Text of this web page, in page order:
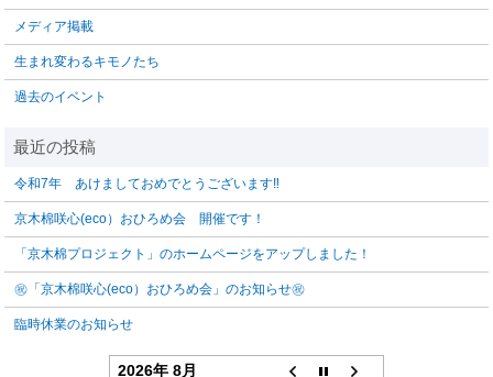
メディア掲載
生まれ変わるキモノたち
過去のイベント
令和7年 あけましておめでとうございます‼️
京木棉咲心(eco）おひろめ会 開催です！
「京木棉プロジェクト」のホームページをアップしました！
㊗「京木棉咲心(eco）おひろめ会」のお知らせ㊗
臨時休業のお知らせ
2026年 8月